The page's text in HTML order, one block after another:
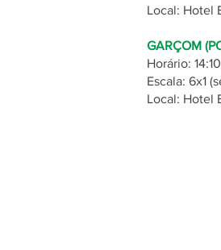
Local: Hotel
GARÇOM
Horário:
Escala: 6x1
Local: Hotel